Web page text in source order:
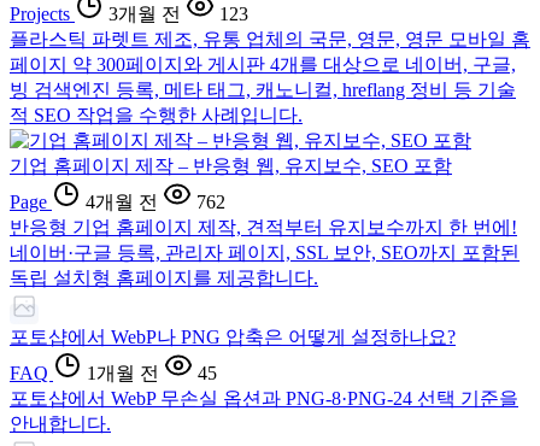
Projects
3개월 전
123
플라스틱 파렛트 제조, 유통 업체의 국문, 영문, 영문 모바일 홈
페이지 약 300페이지와 게시판 4개를 대상으로 네이버, 구글,
빙 검색엔진 등록, 메타 태그, 캐노니컬, hreflang 정비 등 기술
적 SEO 작업을 수행한 사례입니다.
기업 홈페이지 제작 – 반응형 웹, 유지보수, SEO 포함
Page
4개월 전
762
반응형 기업 홈페이지 제작, 견적부터 유지보수까지 한 번에!
네이버·구글 등록, 관리자 페이지, SSL 보안, SEO까지 포함된
독립 설치형 홈페이지를 제공합니다.
포토샵에서 WebP나 PNG 압축은 어떻게 설정하나요?
FAQ
1개월 전
45
포토샵에서 WebP 무손실 옵션과 PNG-8·PNG-24 선택 기준을
안내합니다.